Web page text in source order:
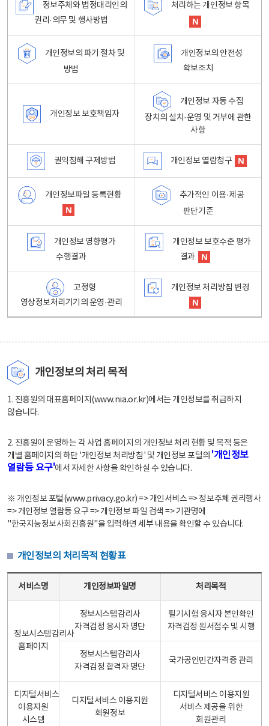
정보주체와 법정대리인의
권리·의무 및 행사방법
처리하는 개인정보 항목
개인정보의 파기 절차 및
방법
개인정보의 안전성
확보조치
개인정보 보호책임자
개인정보 자동 수집
장치의 설치·운영 및 거부에 관한
사항
권익침해 구제방법 개인정보 열람청구
개인정보파일 등록현황
추가적인 이용·제공
판단기준
개인정보 영향평가
수행결과
개인정보 보호수준 평가
결과
고정형
영상정보처리기기의 운영·관리
개인정보 처리방침 변경
개인정보의 처리 목적
1. 진흥원의 대표홈페이지(www.nia.or.kr)에서는 개인정보를 취급하지
않습니다.
2. 진흥원이 운영하는 각 사업 홈페이지의 개인정보 처리 현황 및 목적 등은
개별 홈페이지의 하단 '개인정보 처리방침' 및 개인정보 포털의 '개인정보
열람등 요구'에서 자세한 사항을 확인하실 수 있습니다.
※ 개인정보 포털(www.privacy.go.kr) => 개인서비스 => 정보주체 권리행사
=> 개인정보 열람등 요구 => 개인정보 파일 검색 => 기관명에
"한국지능정보사회진흥원"을 입력하면 세부 내용을 확인할 수 있습니다.
개인정보의 처리목적 현황표
서비스명 개인정보파일명 처리목적
정보시스템감리사
홈페이지
정보시스템감리사
자격검정 응시자 명단
필기시험 응시자 본인확인
자격검정 원서접수 및 시행
정보시스템감리사
자격검정 합격자 명단
국가공인민간자격증 관리
디지털서비스
이용지원
시스템
디지털서비스 이용지원
회원정보
디지털서비스 이용지원
서비스 제공을 위한
회원관리